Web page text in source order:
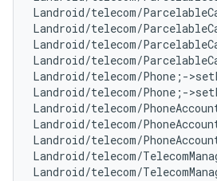
Landroid/telecom/
Landroid/telecom/
Landroid/telecom/
Landroid/telecom/
Landroid/telecom/Phone;-
Landroid/telecom/Phone;-
Landroid/telecom/
Landroid/telecom/
Landroid/telecom/
Landroid/telecom/
Landroid/telecom/